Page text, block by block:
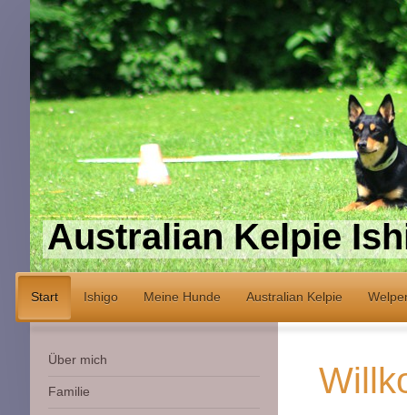
Australian Kelpie
Start Ishigo Meine Hunde Australian Kelpie
Über mich
Familie